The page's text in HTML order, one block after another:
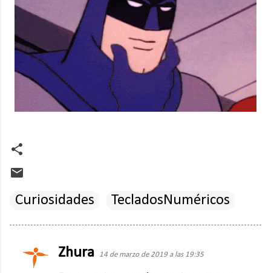
Curiosidades TecladosNuméricos
C
Zhura 14 de marzo de 2019 a las 19:35